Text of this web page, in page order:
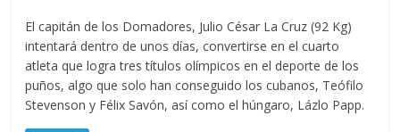
El capitán de los Domadores, Julio César La Cruz (92 Kg)
intentará dentro de unos días, convertirse en el cuarto
atleta que logra tres títulos olímpicos en el deporte de los
puños, algo que solo han conseguido los cubanos, Teófilo
Stevenson y Félix Savón, así como el húngaro, Lázlo Papp.